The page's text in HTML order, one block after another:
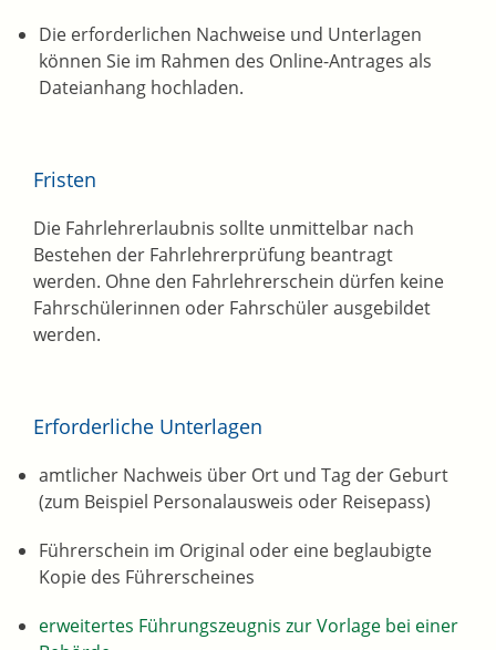
Die erforderlichen Nachweise und Unterlagen
können Sie im Rahmen des Online-Antrages als
Dateianhang hochladen.
Fristen
Die Fahrlehrerlaubnis sollte unmittelbar nach
Bestehen der Fahrlehrerprüfung beantragt
werden. Ohne den Fahrlehrerschein dürfen keine
Fahrschülerinnen oder Fahrschüler ausgebildet
werden.
Erforderliche Unterlagen
amtlicher Nachweis über Ort und Tag der Geburt
(zum Beispiel Personalausweis oder Reisepass)
Führerschein im Original oder eine beglaubigte
Kopie des Führerscheines
erweitertes Führungszeugnis zur Vorlage bei einer